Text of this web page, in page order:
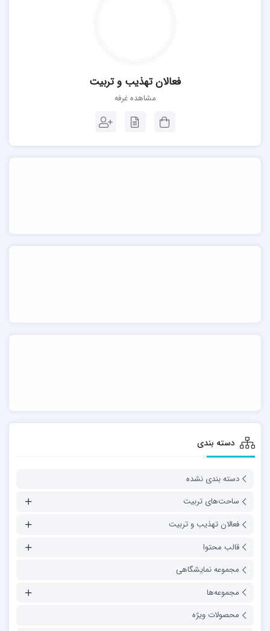
فعالان تهذیب و تربیت
مشاهده غرفه
دسته بندی
دسته بندی نشده
ساحت‌های تربیت
فعالان تهذیب و تربیت
قالب محتوا
مجموعه نمایشگاهی
مجموعه‌ها
محصولات ویژه